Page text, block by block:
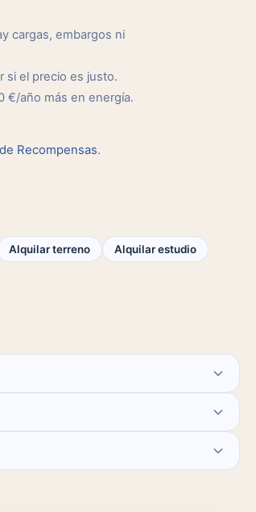
cargas, embargos ni
si el precio es justo.
€/año más en energía.
Recompensas.
Alquilar terreno
Alquilar estudio